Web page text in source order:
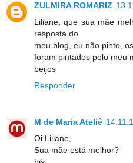
ZULMIRA ROMARIZ
Liliane, que sua mãe
resposta do
meu blog, eu não pinto,
foram pintados pelo meu
beijos
Responder
M de Maria Ateliê
Oi Liliane,
Sua mãe está melhor?